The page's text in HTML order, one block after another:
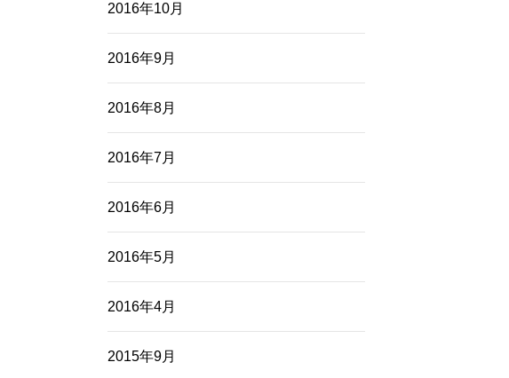
2016年10月
2016年9月
2016年8月
2016年7月
2016年6月
2016年5月
2016年4月
2015年9月